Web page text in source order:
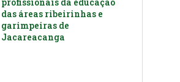
profissionais da educação
das áreas ribeirinhas e
garimpeiras de
Jacareacanga